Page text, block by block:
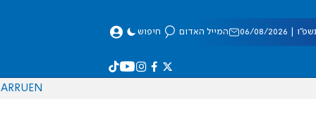
08/2026 המייל האדום חיפוש
EN
RU
AR